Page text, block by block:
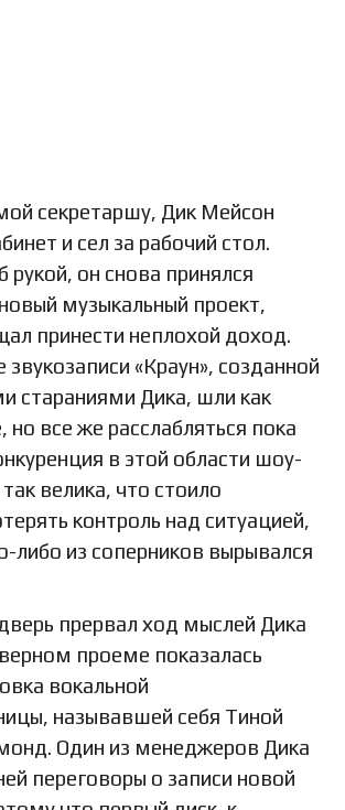
секретаршу, Дик Мейсон
и сел за рабочий стол.
рукой, он снова принялся
музыкальный проект,
принести неплохой доход.
«Краун», созданной
стараниями Дика, шли как
но все же расслабляться пока
в этой области шоу-
велика, что стоило
контроль над ситуацией,
либо из соперников вырывался
прервал ход мыслей Дика
проеме показалась
вокальной
называвшей себя Тиной
Один из менеджеров Дика
переговоры о записи новой